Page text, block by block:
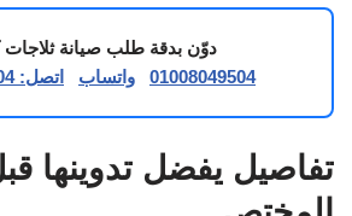
دوّن بدقة طلب صيانة ثلاجات
01008049504
واتساب اتصل: 01008049504
تفاصيل يفضل تدوينها